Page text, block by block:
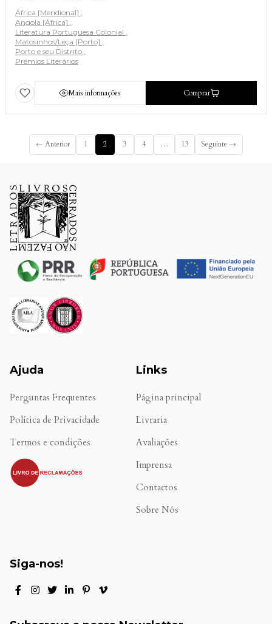
África [Meridional]
Angola [África]
Literatura Portuguesa Colonial
Matosinhos/Leça [Porto]
Porto e seu Distrito
Prémios Literários
Mais informações Comprar
← Anterior 1 2 3 4 … 13 Seguinte →
Ajuda
Perguntas Frequentes
Política de Privacidade
Termos e condições
.
Links
Página principal
Livraria
Avaliações
Imprensa
Contactos
Sobre Nós
Siga-nos!